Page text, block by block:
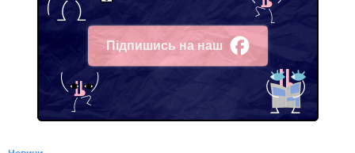
Підпишись на наш
Facebook